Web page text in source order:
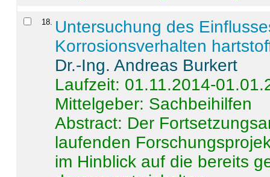
18
Untersuchung des
Korrosionsverhalten
Dr.-Ing. Andreas Burkert
Laufzeit: 01.11.2014-
Mittelgeber: Sachbeihilfen
Abstract: Der
laufenden
im Hinblick auf die bereits